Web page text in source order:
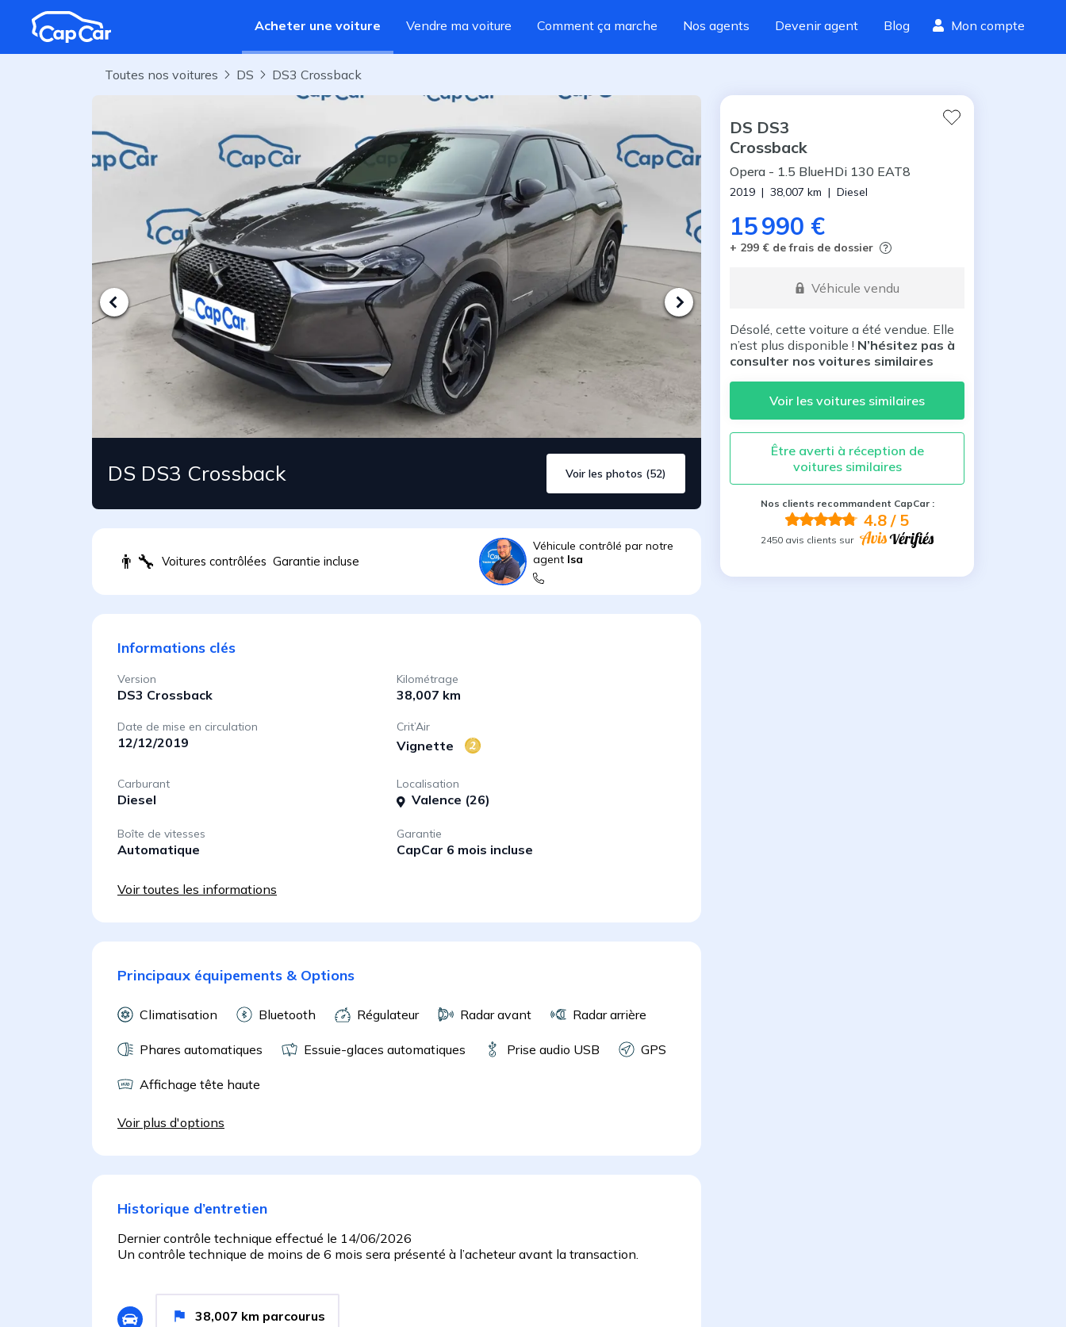
Aller au contenu principal
Acheter une voiture
Vendre ma voiture Comment ça marche Nos agents Devenir agent Blog Mon compte
Toutes nos voitures DS DS3 Crossback
DS DS3 Crossback Voir les photos (52)
DS DS3
Crossback
Opera - 1.5 BlueHDi 130 EAT8
2019 | 38,007 km | Diesel
15 990 €
+ 299 € de frais de dossier
Véhicule vendu
Désolé, cette voiture a été vendue. Elle
n’est plus disponible ! N’hésitez pas à
consulter nos voitures similaires
Voir les voitures similaires
Être averti à réception de
voitures similaires
Nos clients recommandent CapCar :
4.8/ 5
2450 avis clients sur
👨 Voitures contrôlées Garantie incluse
Véhicule contrôlé par notre
agent Isa
Informations clés
Version
DS3 Crossback
Kilométrage
38,007 km
Date de mise en circulation
12/12/2019
Crit’Air
Vignette
Carburant
Diesel
Localisation
Valence (26)
Boîte de vitesses
Automatique
Garantie
CapCar 6 mois incluse
Voir toutes les informations
Principaux équipements & Options
Climatisation Bluetooth Régulateur Radar avant Radar arrière
Phares automatiques Essuie-glaces automatiques Prise audio USB GPS
Affichage tête haute
Voir plus d'options
Historique d’entretien
Dernier contrôle technique effectué le 14/06/2026
Un contrôle technique de moins de 6 mois sera présenté à l’acheteur avant la transaction.
38,007 km parcourus